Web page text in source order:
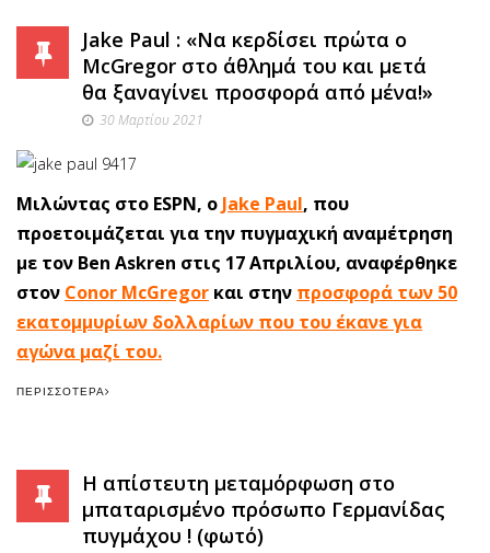
Jake Paul : «Να κερδίσει πρώτα ο
McGregor στο άθλημά του και μετά
θα ξαναγίνει προσφορά από μένα!»
30 Μαρτίου 2021
Mιλώντας στο ESPN, o Jake Paul, που
προετοιμάζεται για την πυγμαχική αναμέτρηση
με τον Ben Askren στις 17 Απριλίου, αναφέρθηκε
στον Conor McGregor και στην προσφορά των 50
εκατομμυρίων δολλαρίων που του έκανε για
αγώνα μαζί του.
ΠΕΡΙΣΣΌΤΕΡΑ
Η απίστευτη μεταμόρφωση στο
μπαταρισμένο πρόσωπο Γερμανίδας
πυγμάχου ! (φωτό)